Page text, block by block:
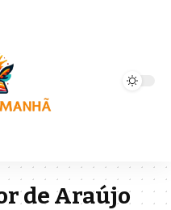
de Araújo